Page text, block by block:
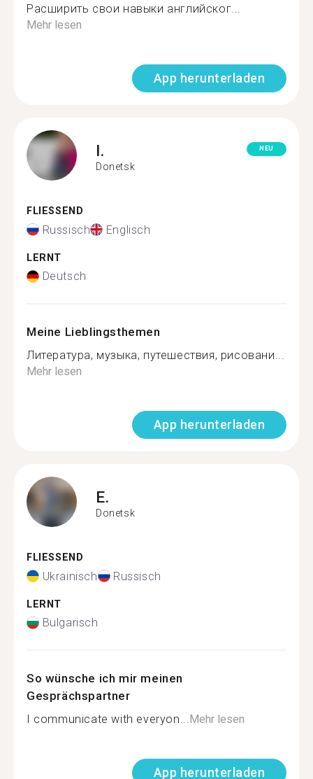
Расширить свои навыки английског...
Mehr lesen
App herunterladen
I.
Donetsk
NEU
FLIESSEND
Russisch Englisch
LERNT
Deutsch
Meine Lieblingsthemen
Литература, музыка, путешествия, рисовани...
Mehr lesen
App herunterladen
E.
Donetsk
FLIESSEND
Ukrainisch Russisch
LERNT
Bulgarisch
So wünsche ich mir meinen
Gesprächspartner
I communicate with everyon...Mehr lesen
App herunterladen